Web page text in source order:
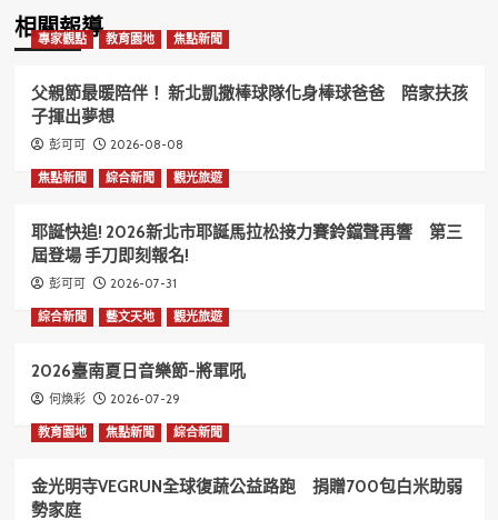
相關報導
專家觀點 教育園地 焦點新聞
父親節最暖陪伴！ 新北凱撒棒球隊化身棒球爸爸 陪家扶孩
子揮出夢想
彭可可 2026-08-08
焦點新聞 綜合新聞 觀光旅遊
耶誕快追! 2026新北市耶誕馬拉松接力賽鈴鐺聲再響 第三
屆登場 手刀即刻報名!
彭可可 2026-07-31
綜合新聞 藝文天地 觀光旅遊
2026臺南夏日音樂節-將軍吼
何煥彩 2026-07-29
教育園地 焦點新聞 綜合新聞
金光明寺VEGRUN全球復蔬公益路跑 捐贈700包白米助弱
勢家庭